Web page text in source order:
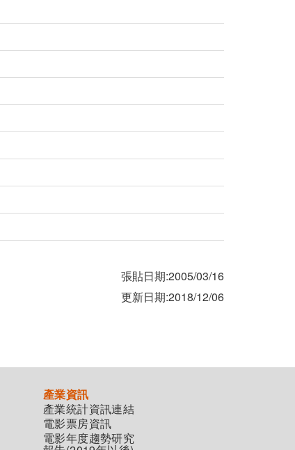
張貼日期:2005/03/16
更新日期:2018/12/06
產業資訊
產業統計資訊連結
電影票房資訊
電影年度趨勢研究